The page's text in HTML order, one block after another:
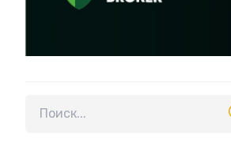
Поиск по сайту